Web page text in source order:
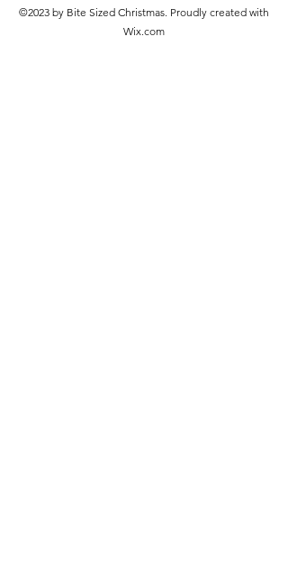
©2023 by Bite Sized Christmas. Proudly created with
Wix.com